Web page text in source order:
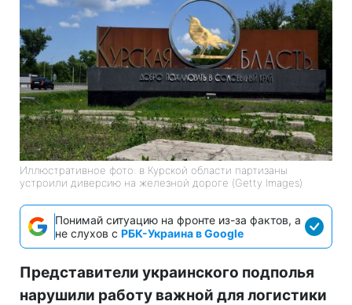
Иллюстративное фото: в Курской области партизаны
устроили диверсию на железной дороге (Getty Images)
Понимай ситуацию на фронте из-за фактов, а
не слухов с РБК-Украина в Google
Представители украинского подполья
нарушили работу важной для логистики